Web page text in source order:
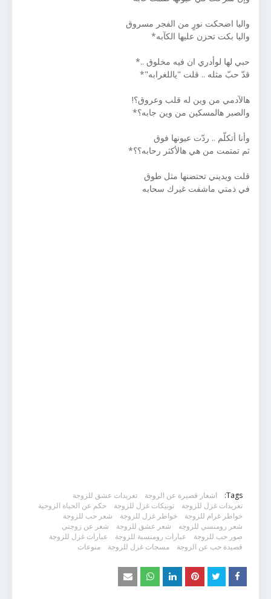
واليا اضحكت نورٍ من الفجر مسروق
واليا بكت تحزن عليها الكآبه*
حبي لها لوأدري ان فيه مخلوق ..*
قدّ حبّ مثله .. قلت "ياللغرابه"*
هالآدمي من وين له قلب وعروق؟!
والصبر هالمسكين من وين جابه؟*
وأنا أتكلّم .. ردّت عيونها فوق
ثم تمتمت من هي هالأكثر رحابه؟؟*
قلت ويديني تحتضنها مثل طوق
في ذمتي ماشفت غيرك سحابه
Tags: اشعار قصيرة عن الزوجة
تغريدات عشق للزوجة
تغريدات غزل للزوجة
توبيكات غزل للزوجة
حكم عن الحياة الزوجية
خواطر غرام للزوجة
خواطر غزل للزوجة
شعر حب للزوجة
شعر رومنسي للزوجه
شعر عشق للزوجة
شعر عن زوجتي
صور حب للزوجة
عبارات رومنسية للزوجة
عبارات غزل للزوجة
قصيدة حب عن الزوجة
مسجات غزل للزوجة منوعات